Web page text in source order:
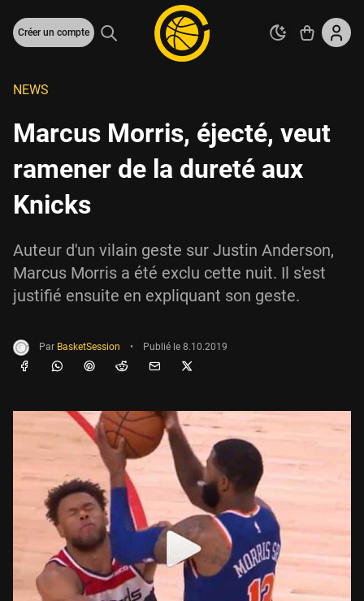
Créer un compte
NEWS
Marcus Morris, éjecté, veut
ramener de la dureté aux
Knicks
Auteur d'un vilain geste sur Justin Anderson,
Marcus Morris a été exclu cette nuit. Il s'est
justifié ensuite en expliquant son geste.
Par BasketSession • Publié le 8.10.2019